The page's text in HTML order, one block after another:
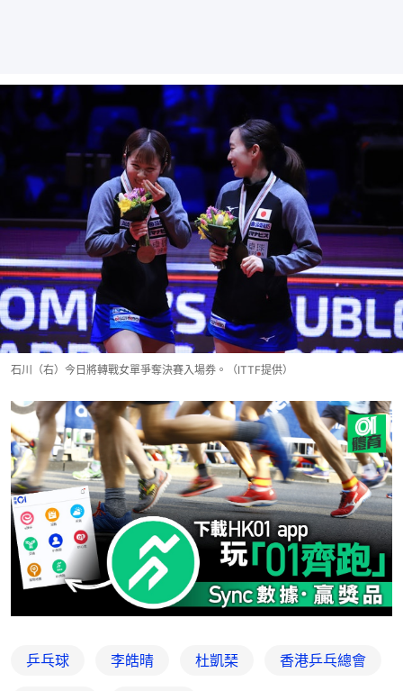
石川（右）今日將轉戰女單爭奪決賽入場券。（ITTF提供）
乒乓球 李皓晴 杜凱琹 香港乒乓總會